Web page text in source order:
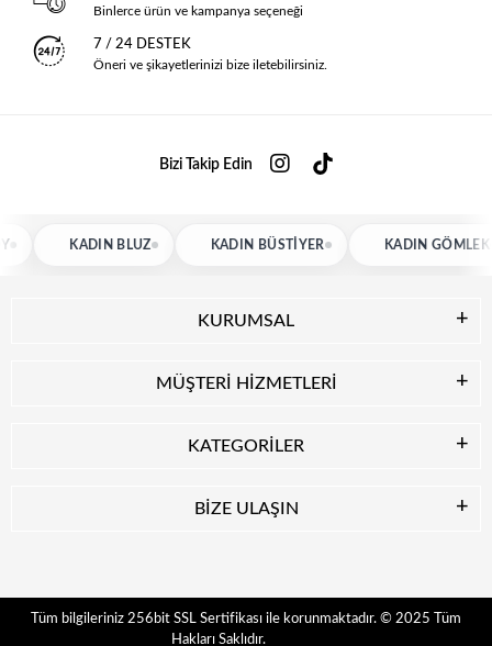
Binlerce ürün ve kampanya seçeneği
7 / 24 DESTEK
Öneri ve şikayetlerinizi bize iletebilirsiniz.
Bizi Takip Edin
KADIN BLUZ KADIN BÜSTIYER KADIN GÖMLEK
KURUMSAL
MÜŞTERİ HİZMETLERİ
KATEGORİLER
BİZE ULAŞIN
Tüm bilgileriniz 256bit SSL Sertifikası ile korunmaktadır. © 2025
Tüm
Hakları Saklıdır.